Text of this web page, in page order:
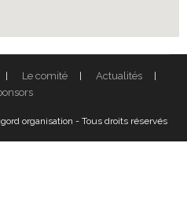
Le comité
Actualités
organisation - Tous droits réservés